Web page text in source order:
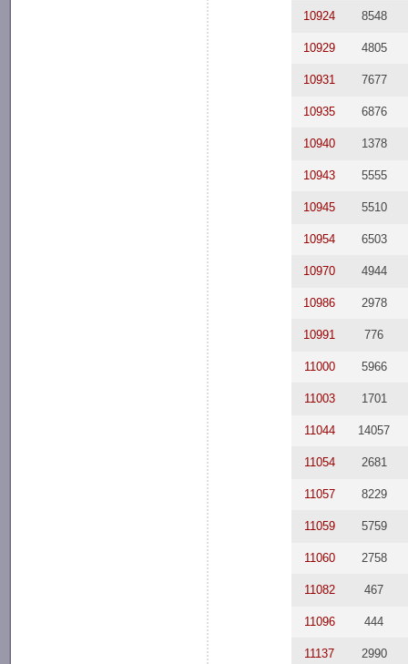
10924 8548
10929 4805
10931 7677
10935 6876
10940 1378
10943 5555
10945 5510
10954 6503
10970 4944
10986 2978
10991 776
11000 5966
11003 1701
11044 14057
11054 2681
11057 8229
11059 5759
11060 2758
11082 467
11096 444
11137 2990